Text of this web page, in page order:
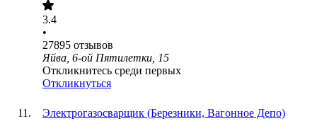
3.4
•
27895 отзывов
Яйва, 6-ой Пятилетки, 15
Откликнитесь среди первых
Откликнуться
Электрогазосварщик (Березники, Вагонное Депо)